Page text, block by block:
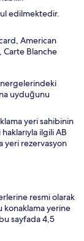
edilmektedir.
American
Carte Blanche
uyduğunu
yeri sahibinin
ilgili AB
yeri rezervasyon
resmi olarak
konaklama yerine
sayfada 4,5